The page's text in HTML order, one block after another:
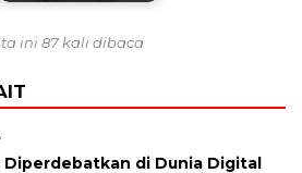
ini 87 kali dibaca
Diperdebatkan di Dunia Digital